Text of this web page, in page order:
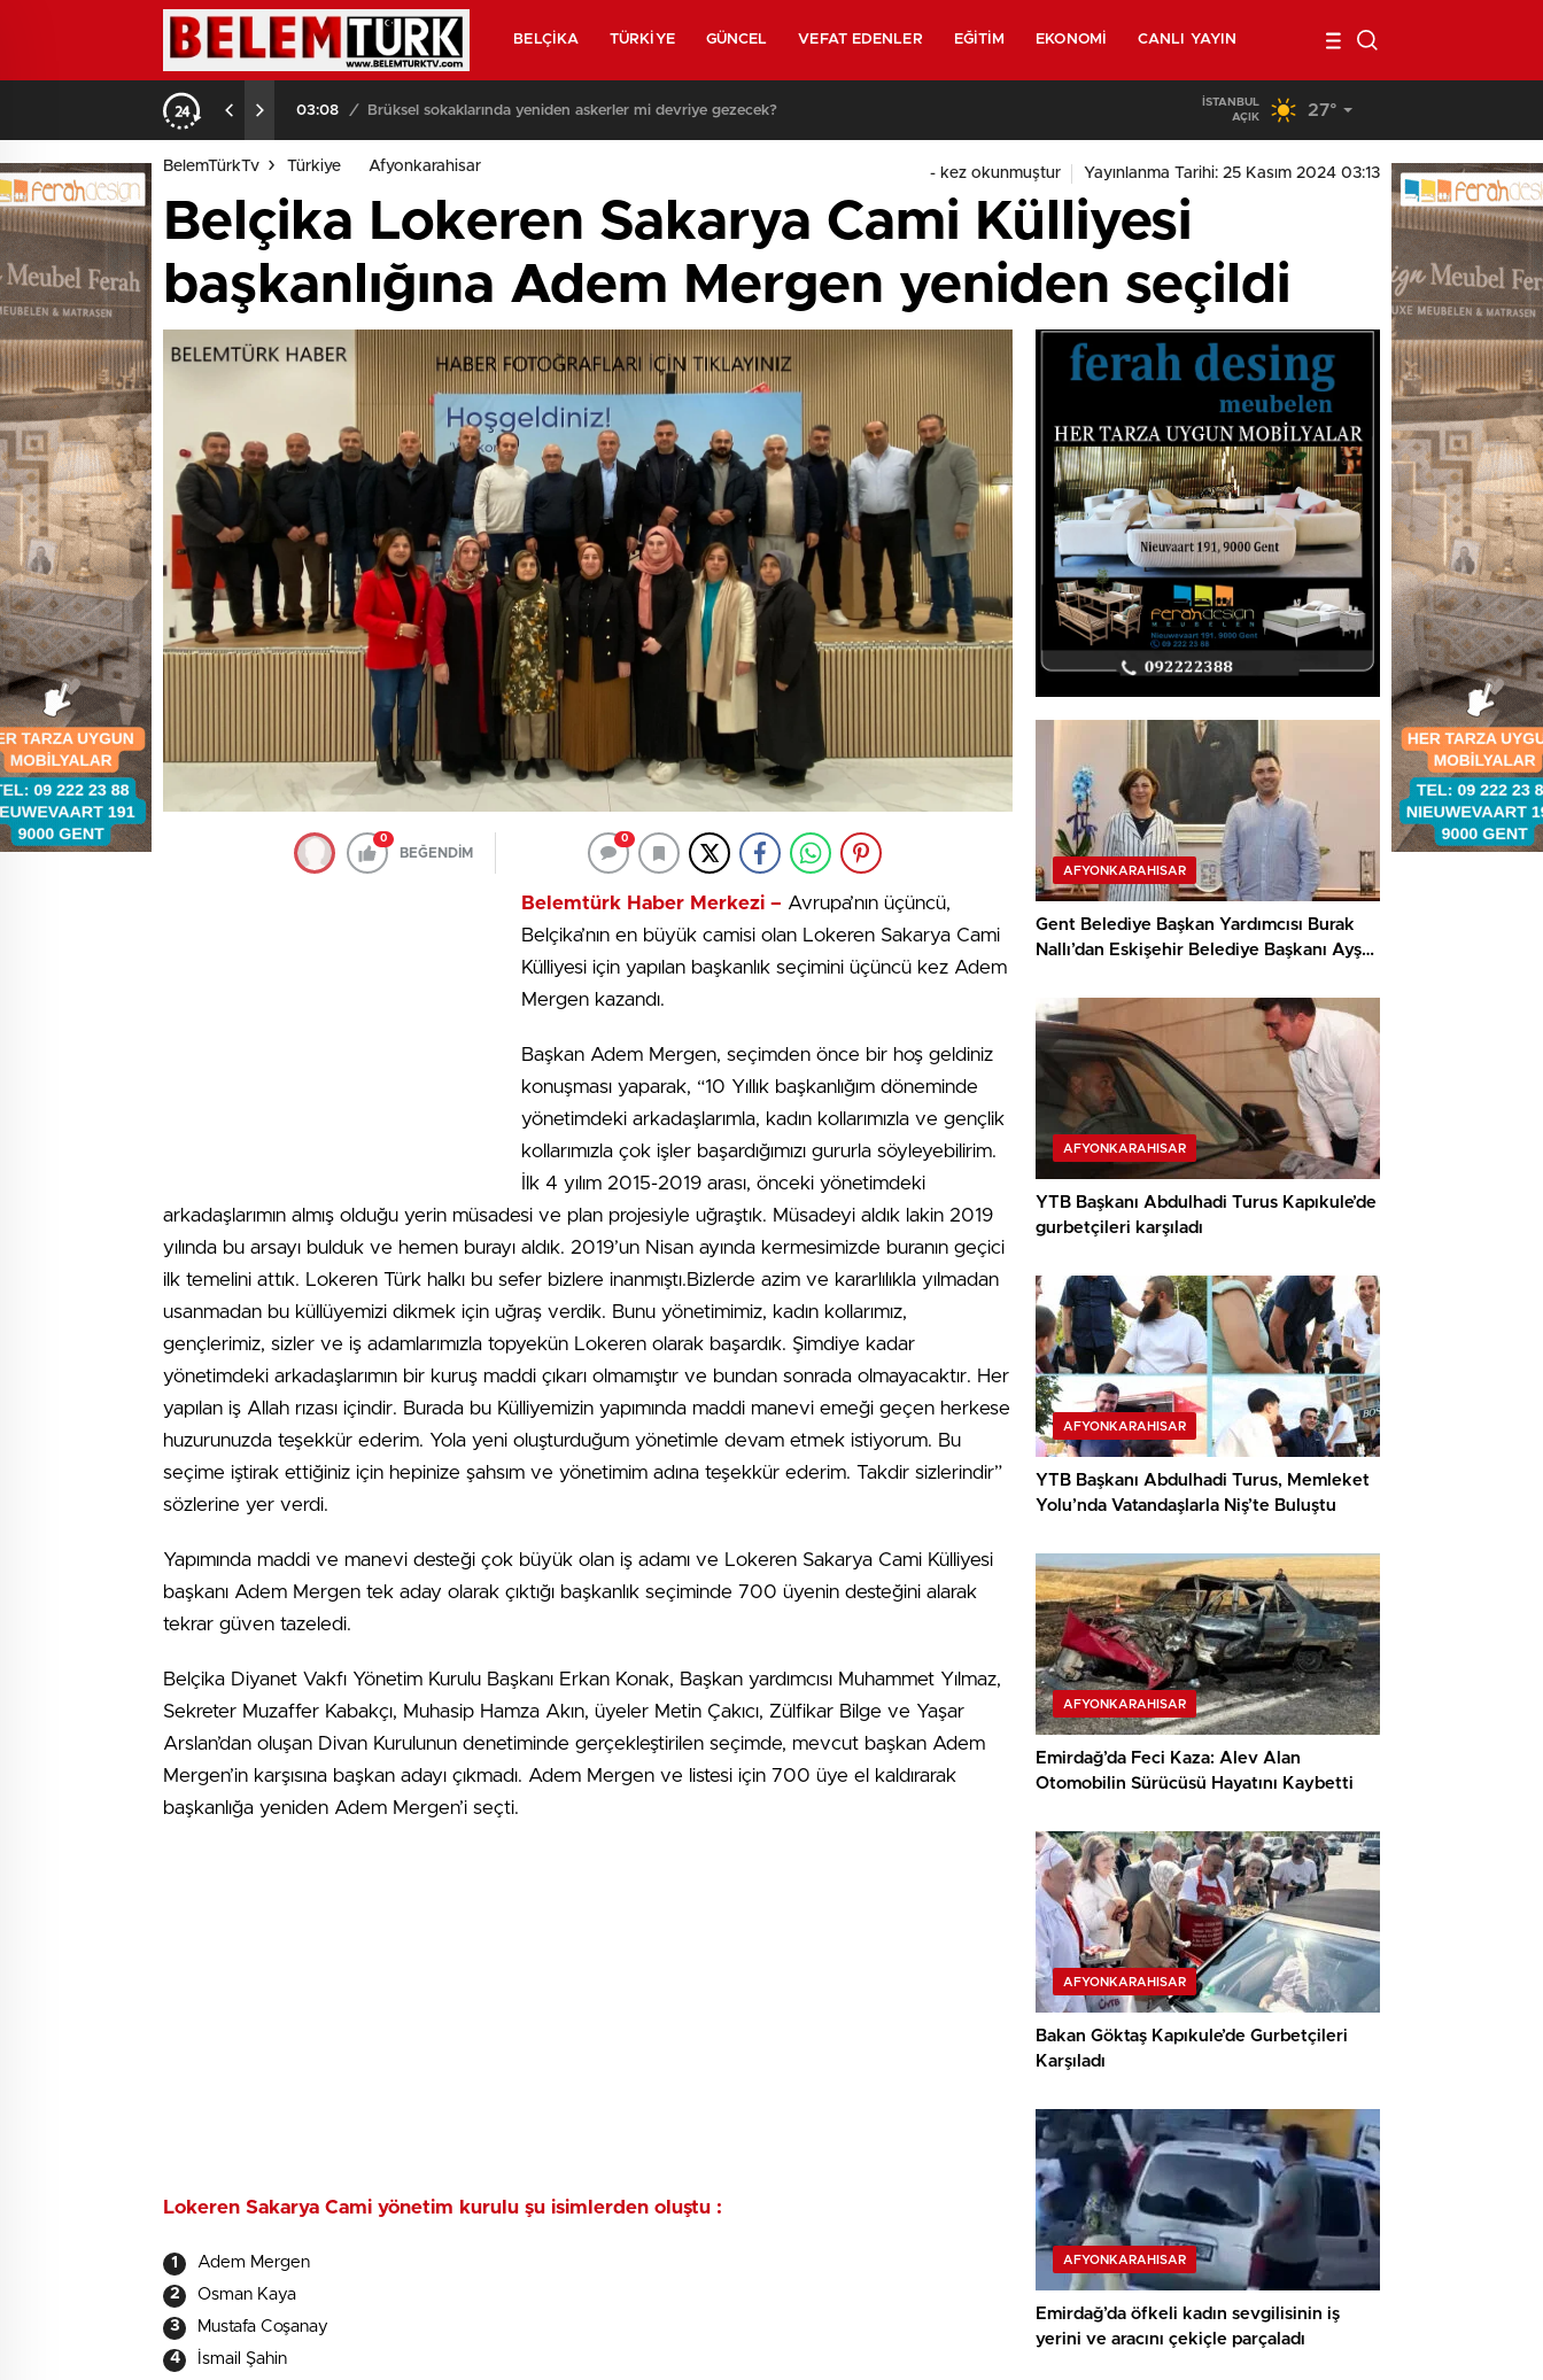
BELÇIKA TÜRKIYE GÜNCEL VEFAT EDENLER EĞITIM EKONOMI CANLI YAYIN
03:08 / Brüksel sokaklarında yeniden askerler mi devriye gezecek? Belçika’da kendi minibüsünün altında kalan 40
İSTANBUL
AÇIK
27°
BelemTürkTv Türkiye Afyonkarahisar - kez okunmuştur Yayınlanma Tarihi: 25 Kasım 2024 03:13
Belçika Lokeren Sakarya Cami Külliyesi
başkanlığına Adem Mergen yeniden seçildi
0
BEĞENDİM
0
Belemtürk Haber Merkezi – Avrupa’nın üçüncü,
Belçika’nın en büyük camisi olan Lokeren Sakarya Cami
Külliyesi için yapılan başkanlık seçimini üçüncü kez Adem
Mergen kazandı.
Başkan Adem Mergen, seçimden önce bir hoş geldiniz
konuşması yaparak, “10 Yıllık başkanlığım döneminde
yönetimdeki arkadaşlarımla, kadın kollarımızla ve gençlik
kollarımızla çok işler başardığımızı gururla söyleyebilirim.
İlk 4 yılım 2015-2019 arası, önceki yönetimdeki
arkadaşlarımın almış olduğu yerin müsadesi ve plan projesiyle uğraştık. Müsadeyi aldık lakin 2019
yılında bu arsayı bulduk ve hemen burayı aldık. 2019’un Nisan ayında kermesimizde buranın geçici
ilk temelini attık. Lokeren Türk halkı bu sefer bizlere inanmıştı.Bizlerde azim ve kararlılıkla yılmadan
usanmadan bu küllüyemizi dikmek için uğraş verdik. Bunu yönetimimiz, kadın kollarımız,
gençlerimiz, sizler ve iş adamlarımızla topyekün Lokeren olarak başardık. Şimdiye kadar
yönetimdeki arkadaşlarımın bir kuruş maddi çıkarı olmamıştır ve bundan sonrada olmayacaktır. Her
yapılan iş Allah rızası içindir. Burada bu Külliyemizin yapımında maddi manevi emeği geçen herkese
huzurunuzda teşekkür ederim. Yola yeni oluşturduğum yönetimle devam etmek istiyorum. Bu
seçime iştirak ettiğiniz için hepinize şahsım ve yönetimim adına teşekkür ederim. Takdir sizlerindir”
sözlerine yer verdi.
Yapımında maddi ve manevi desteği çok büyük olan iş adamı ve Lokeren Sakarya Cami Külliyesi
başkanı Adem Mergen tek aday olarak çıktığı başkanlık seçiminde 700 üyenin desteğini alarak
tekrar güven tazeledi.
Belçika Diyanet Vakfı Yönetim Kurulu Başkanı Erkan Konak, Başkan yardımcısı Muhammet Yılmaz,
Sekreter Muzaffer Kabakçı, Muhasip Hamza Akın, üyeler Metin Çakıcı, Zülfikar Bilge ve Yaşar
Arslan’dan oluşan Divan Kurulunun denetiminde gerçekleştirilen seçimde, mevcut başkan Adem
Mergen’in karşısına başkan adayı çıkmadı. Adem Mergen ve listesi için 700 üye el kaldırarak
başkanlığa yeniden Adem Mergen’i seçti.
Lokeren Sakarya Cami yönetim kurulu şu isimlerden oluştu :
Adem Mergen
Osman Kaya
Mustafa Coşanay
İsmail Şahin
AFYONKARAHISAR
Gent Belediye Başkan Yardımcısı Burak
Nallı’dan Eskişehir Belediye Başkanı Ayşe
AFYONKARAHISAR
YTB Başkanı Abdulhadi Turus Kapıkule’de
gurbetçileri karşıladı
AFYONKARAHISAR
YTB Başkanı Abdulhadi Turus, Memleket
Yolu’nda Vatandaşlarla Niş’te Buluştu
AFYONKARAHISAR
Emirdağ’da Feci Kaza: Alev Alan
Otomobilin Sürücüsü Hayatını Kaybetti
AFYONKARAHISAR
Bakan Göktaş Kapıkule’de Gurbetçileri
Karşıladı
AFYONKARAHISAR
Emirdağ’da öfkeli kadın sevgilisinin iş
yerini ve aracını çekiçle parçaladı